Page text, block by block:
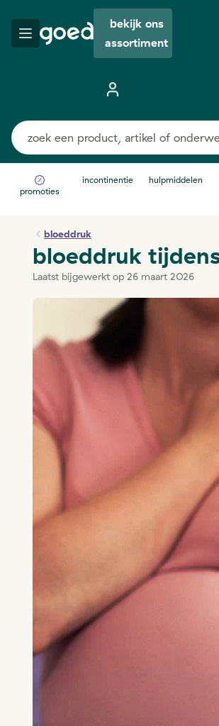
bekijk ons
assortiment
promoties
incontinentie hulpmiddelen
bloeddruk
bloeddruk
Laatst bijgewerkt op 26 maart 2026